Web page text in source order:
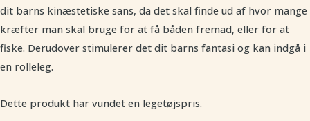
dit barns kinæstetiske sans, da det skal finde ud af hvor mange
kræfter man skal bruge for at få båden fremad, eller for at
fiske. Derudover stimulerer det dit barns fantasi og kan indgå i
en rolleleg.
Dette produkt har vundet en legetøjspris.